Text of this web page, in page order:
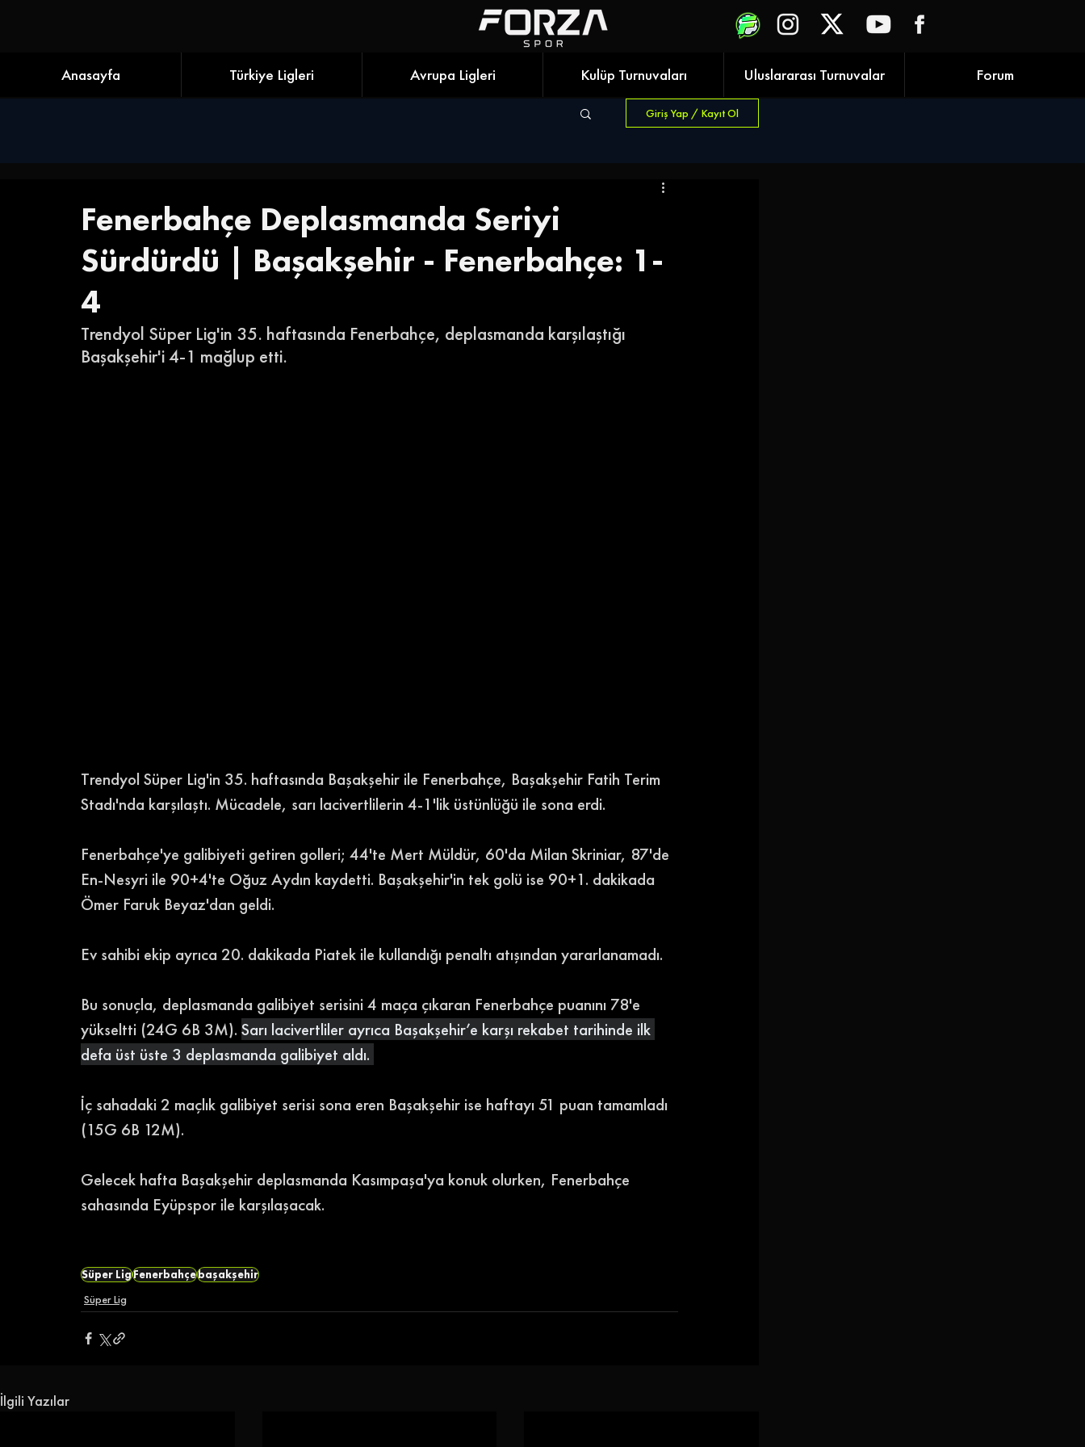
Anasayfa Türkiye Ligleri Avrupa Ligleri Kulüp Turnuvaları Uluslararası Turnuvalar Forum
Giriş Yap / Kayıt Ol
Fenerbahçe Deplasmanda Seriyi
Sürdürdü | Başakşehir - Fenerbahçe: 1-
4
Trendyol Süper Lig'in 35. haftasında Fenerbahçe, deplasmanda karşılaştığı
Başakşehir'i 4-1 mağlup etti.
Trendyol Süper Lig'in 35. haftasında Başakşehir ile Fenerbahçe, Başakşehir Fatih Terim
Stadı'nda karşılaştı. Mücadele, sarı lacivertlilerin 4-1'lik üstünlüğü ile sona erdi.
Fenerbahçe'ye galibiyeti getiren golleri; 44'te Mert Müldür, 60'da Milan Skriniar, 87'de
En-Nesyri ile 90+4'te Oğuz Aydın kaydetti. Başakşehir'in tek golü ise 90+1. dakikada
Ömer Faruk Beyaz'dan geldi.
Ev sahibi ekip ayrıca 20. dakikada Piatek ile kullandığı penaltı atışından yararlanamadı.
Bu sonuçla, deplasmanda galibiyet serisini 4 maça çıkaran Fenerbahçe puanını 78'e
yükseltti (24G 6B 3M). Sarı lacivertliler ayrıca Başakşehir’e karşı rekabet tarihinde ilk
defa üst üste 3 deplasmanda galibiyet aldı.
İç sahadaki 2 maçlık galibiyet serisi sona eren Başakşehir ise haftayı 51 puan tamamladı
(15G 6B 12M).
Gelecek hafta Başakşehir deplasmanda Kasımpaşa'ya konuk olurken, Fenerbahçe
sahasında Eyüpspor ile karşılaşacak.
Süper LigFenerbahçebaşakşehir
Süper Lig
İlgili Yazılar